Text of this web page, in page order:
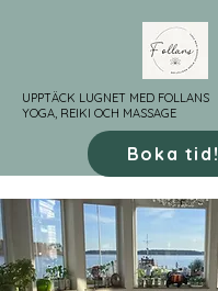
UPPTÄCK LUGNET MED FOLLANS
YOGA, REIKI OCH MASSAGE
Boka tid!